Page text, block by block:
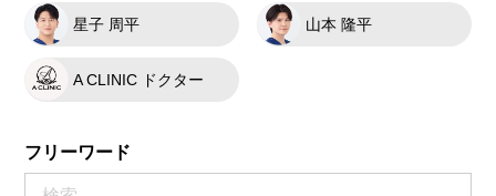
星子 周平 山本 隆平
A CLINIC ドクター
フリーワード